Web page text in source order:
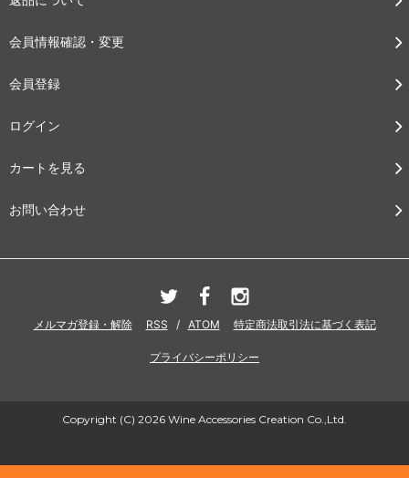
会員情報確認・変更
会員登録
ログイン
カートを見る
お問い合わせ
メルマガ登録・解除 RSS / ATOM 特定商法取引法に基づく表記
プライバシーポリシー
Copyright (C) 2026 Wine Accessories Creation Co.,Ltd.